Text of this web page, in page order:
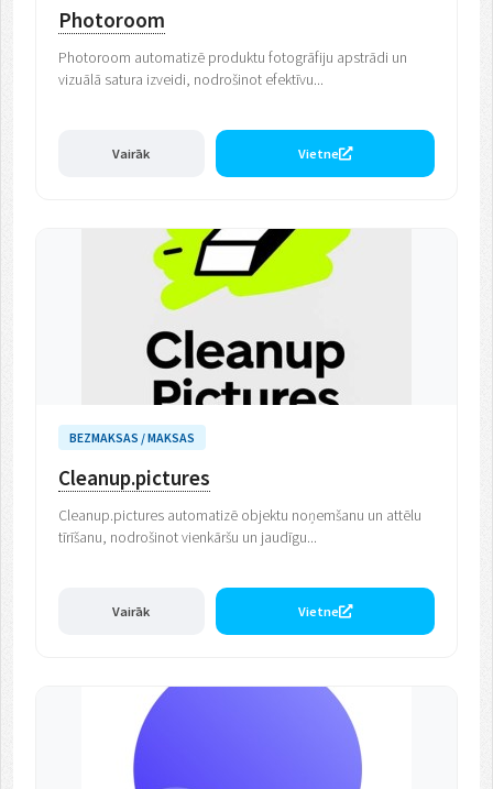
Photoroom
Photoroom automatizē produktu fotogrāfiju apstrādi un
vizuālā satura izveidi, nodrošinot efektīvu...
Vairāk Vietne
BEZMAKSAS / MAKSAS
Cleanup.pictures
Cleanup.pictures automatizē objektu noņemšanu un attēlu
tīrīšanu, nodrošinot vienkāršu un jaudīgu...
Vairāk Vietne